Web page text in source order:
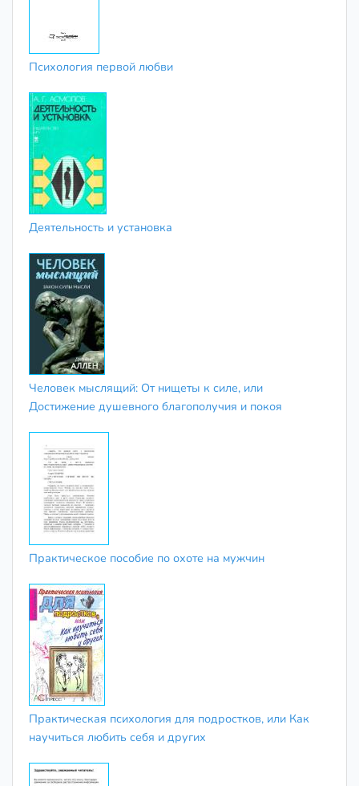
Психология первой любви
Деятельность и установка
Человек мыслящий: От нищеты к силе, или
Достижение душевного благополучия и покоя
Практическое пособие по охоте на мужчин
Практическая психология для подростков, или Как
научиться любить себя и других